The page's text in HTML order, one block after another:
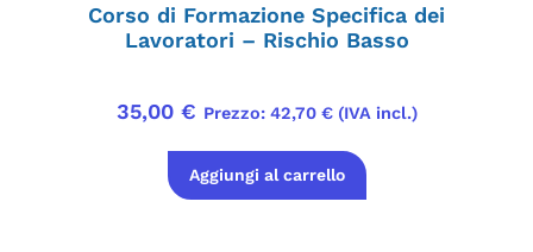
Corso di Formazione Specifica dei
Lavoratori – Rischio Basso
35,00 € Prezzo: 42,70 €(IVA incl.)
Aggiungi al carrello